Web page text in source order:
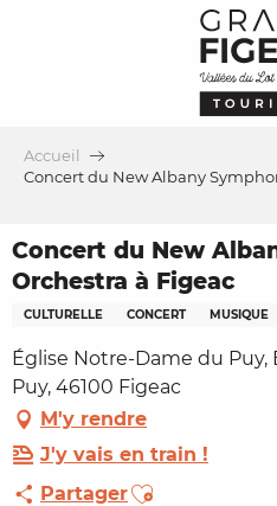
Accueil
Concert du New Albany
Concert du New
Orchestra à Figeac
CULTURELLE CONCERT MUSIQUE
Église Notre-Dame du
Puy, 46100 Figeac
M'y rendre
J'y vais en train !
PartagerAjouter aux